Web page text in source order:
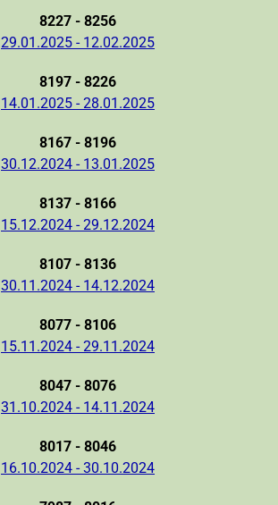
8227 - 8256
29.01.2025 - 12.02.2025
8197 - 8226
14.01.2025 - 28.01.2025
8167 - 8196
30.12.2024 - 13.01.2025
8137 - 8166
15.12.2024 - 29.12.2024
8107 - 8136
30.11.2024 - 14.12.2024
8077 - 8106
15.11.2024 - 29.11.2024
8047 - 8076
31.10.2024 - 14.11.2024
8017 - 8046
16.10.2024 - 30.10.2024